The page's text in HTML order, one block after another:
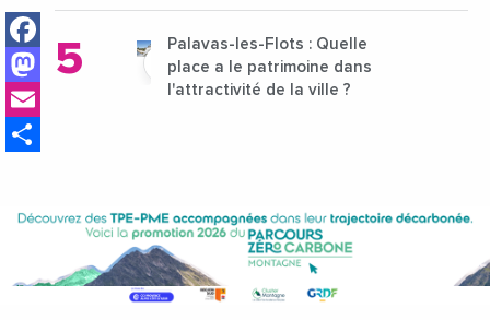
Facebook
Mastodon
Palavas-les-Flots : Quelle
place a le patrimoine dans
l'attractivité de la ville ?